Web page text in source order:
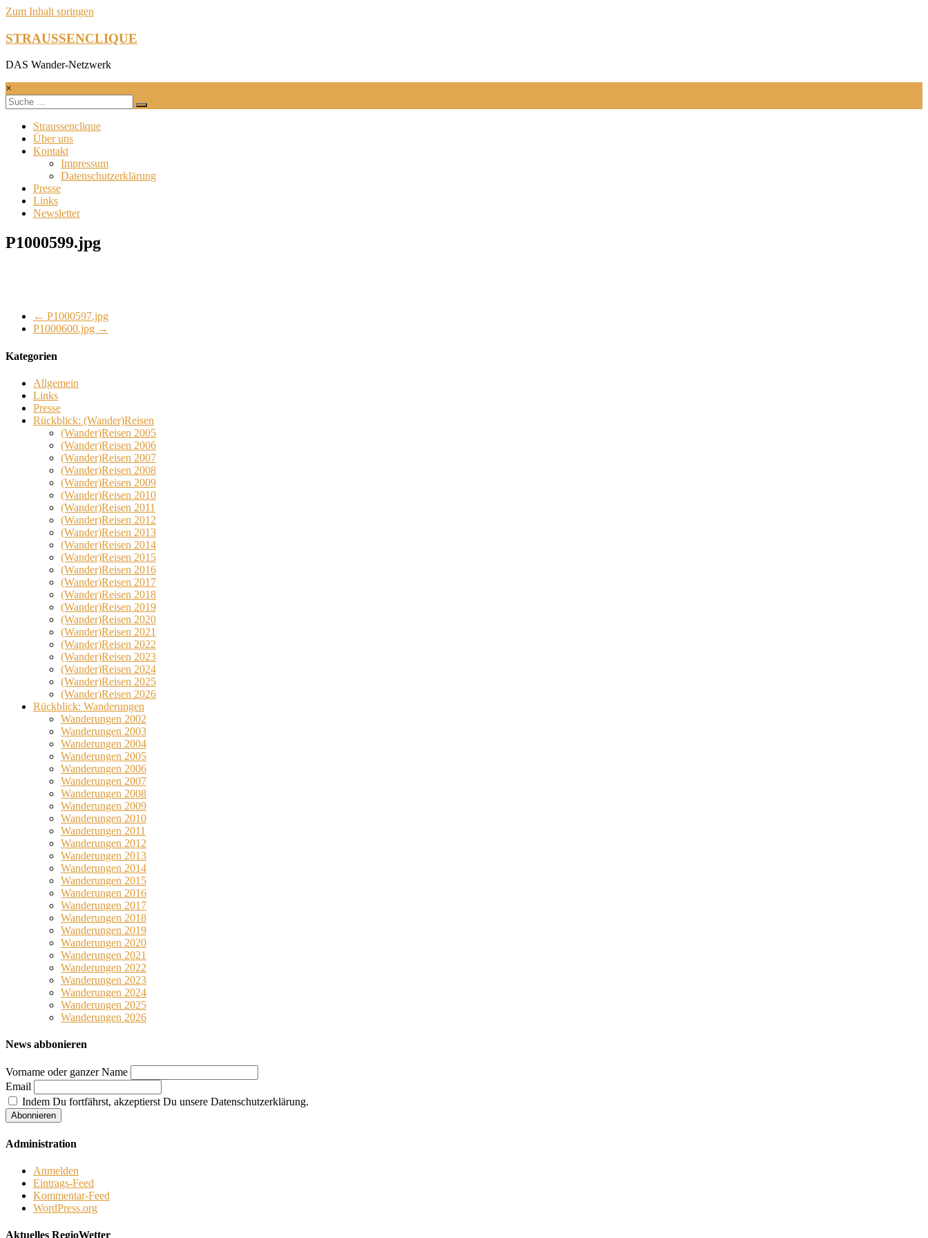
Zum Inhalt springen
STRAUSSENCLIQUE
DAS Wander-Netzwerk
×
Straussenclique
Über uns
Kontakt
Impressum
Datenschutzerklärung
Presse
Links
Newsletter
P1000599.jpg
← P1000597.jpg
P1000600.jpg →
Kategorien
Allgemein
Links
Presse
Rückblick: (Wander)Reisen
(Wander)Reisen 2005
(Wander)Reisen 2006
(Wander)Reisen 2007
(Wander)Reisen 2008
(Wander)Reisen 2009
(Wander)Reisen 2010
(Wander)Reisen 2011
(Wander)Reisen 2012
(Wander)Reisen 2013
(Wander)Reisen 2014
(Wander)Reisen 2015
(Wander)Reisen 2016
(Wander)Reisen 2017
(Wander)Reisen 2018
(Wander)Reisen 2019
(Wander)Reisen 2020
(Wander)Reisen 2021
(Wander)Reisen 2022
(Wander)Reisen 2023
(Wander)Reisen 2024
(Wander)Reisen 2025
(Wander)Reisen 2026
Rückblick: Wanderungen
Wanderungen 2002
Wanderungen 2003
Wanderungen 2004
Wanderungen 2005
Wanderungen 2006
Wanderungen 2007
Wanderungen 2008
Wanderungen 2009
Wanderungen 2010
Wanderungen 2011
Wanderungen 2012
Wanderungen 2013
Wanderungen 2014
Wanderungen 2015
Wanderungen 2016
Wanderungen 2017
Wanderungen 2018
Wanderungen 2019
Wanderungen 2020
Wanderungen 2021
Wanderungen 2022
Wanderungen 2023
Wanderungen 2024
Wanderungen 2025
Wanderungen 2026
News abbonieren
Vorname oder ganzer Name
Email
Indem Du fortfährst, akzeptierst Du unsere Datenschutzerklärung.
Administration
Anmelden
Eintrags-Feed
Kommentar-Feed
WordPress.org
Aktuelles RegioWetter